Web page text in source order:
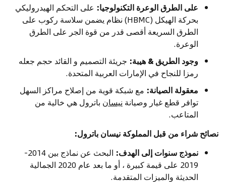
على الطرق الوعرة التكنولوجيا: على التحكم الهيدروليكي
بحركة الهيكل (HBMC) نظام يضمن سلاسة ركوب على
الطرق السريعة أقصى قدر من قوة الجر على الطرق
الوعرة.
وجود الطريق & هيبة: جريئة التصميم و القائد حجم جعله
رمزا للنجاح في الإمارات العربية المتحدة.
معقولة الصيانة: مع شبكة قوية من إصلاح مراكز السهل
توافر قطع غيار وصيانة نيسان باترول هي خالية من
المتاعب.
نصائح شراء من قبل المملوكة نيسان باترول:
نموذج سنوات إلى الهدف:
البحث عن نماذج بين 2014-
2019 على قيمة كبيرة ، أو ما بعد عام 2020 الجمالية
الحديثة والميزات المتقدمة.